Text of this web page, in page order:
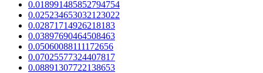
0.018991485852794754
0.025234653032123022
0.02871714926218183
0.03897690464508463
0.05060088111172656
0.07025577324407817
0.08891307722138653